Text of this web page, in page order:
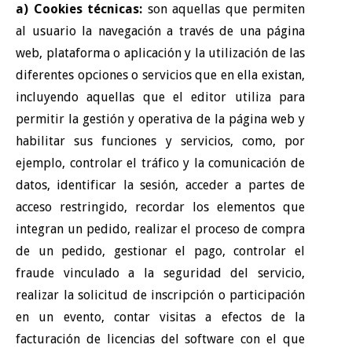
a) Cookies técnicas: son aquellas que permiten
al usuario la navegación a través de una página
web, plataforma o aplicación y la utilización de las
diferentes opciones o servicios que en ella existan,
incluyendo aquellas que el editor utiliza para
permitir la gestión y operativa de la página web y
habilitar sus funciones y servicios, como, por
ejemplo, controlar el tráfico y la comunicación de
datos, identificar la sesión, acceder a partes de
acceso restringido, recordar los elementos que
integran un pedido, realizar el proceso de compra
de un pedido, gestionar el pago, controlar el
fraude vinculado a la seguridad del servicio,
realizar la solicitud de inscripción o participación
en un evento, contar visitas a efectos de la
facturación de licencias del software con el que